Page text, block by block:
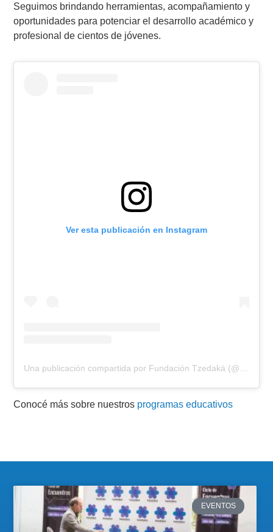
Seguimos brindando herramientas, acompañamiento y
oportunidades para potenciar el desarrollo académico y
profesional de cientos de jóvenes.
Ver esta publicación en Instagram
Conocé más sobre nuestros programas educativos
EVENTOS